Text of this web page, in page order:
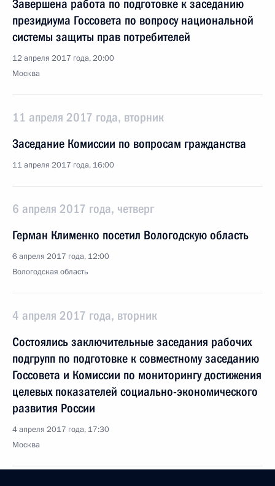
Завершена работа по подготовке к заседанию
президиума Госсовета по вопросу национальной
системы защиты прав потребителей
12 апреля 2017 года, 20:00
Москва
11 апреля 2017 года, вторник
Заседание Комиссии по вопросам гражданства
11 апреля 2017 года, 16:00
6 апреля 2017 года, четверг
Герман Клименко посетил Вологодскую область
6 апреля 2017 года, 12:00
Вологодская область
4 апреля 2017 года, вторник
Состоялись заключительные заседания рабочих
подгрупп по подготовке к совместному заседанию
Госсовета и Комиссии по мониторингу достижения
целевых показателей социально-экономического
развития России
4 апреля 2017 года, 17:30
Москва